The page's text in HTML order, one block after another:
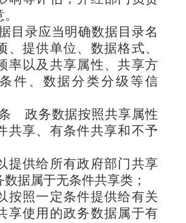
目录应当明确数据目录名
、提供单位、数据格式、
率以及共享属性、共享方
件、数据分类分级等信
政务数据按照共享属性
共享、有条件共享和不予
提供给所有政府部门共享
据属于无条件共享类；
按照一定条件提供给有关
享使用的政务数据属于有